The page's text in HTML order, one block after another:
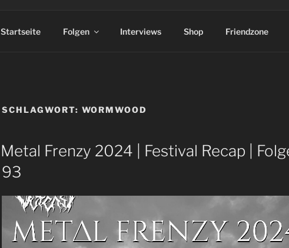
Startseite Folgen Interviews Shop Friendzone
SCHLAGWORT: WORMWOOD
Metal Frenzy 2024 | Festival Recap |
93